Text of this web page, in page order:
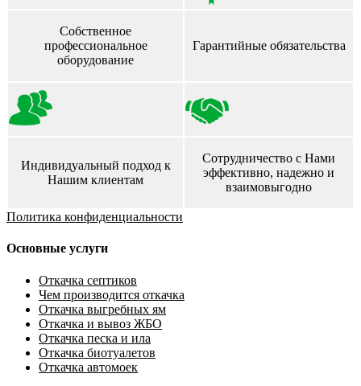
Собственное
профессиональное
оборудование
Гарантийные обязательства
Индивидуальный подход к
Нашим клиентам
Сотрудничество с Нами
эффективно, надежно и
взаимовыгодно
Политика конфиденциальности
Основные услуги
Откачка септиков
Чем производится откачка
Откачка выгребных ям
Откачка и вывоз ЖБО
Откачка песка и ила
Откачка биотуалетов
Откачка автомоек